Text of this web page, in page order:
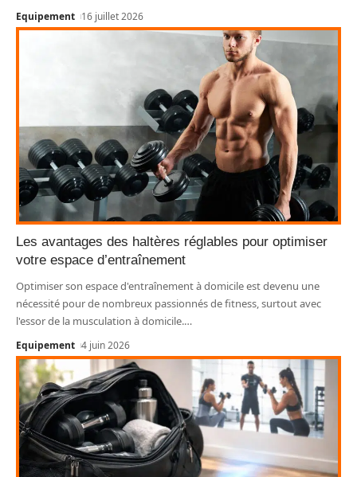
Equipement 16 juillet 2026
Les avantages des haltères réglables pour optimiser
votre espace d’entraînement
Optimiser son espace d'entraînement à domicile est devenu une
nécessité pour de nombreux passionnés de fitness, surtout avec
l'essor de la musculation à domicile.…
Equipement 4 juin 2026